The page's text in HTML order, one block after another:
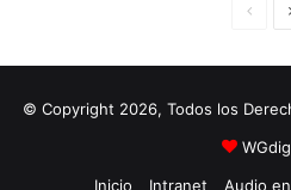
i
n
a
© Copyright 2026, Todos los
Inicio
Intranet Audio